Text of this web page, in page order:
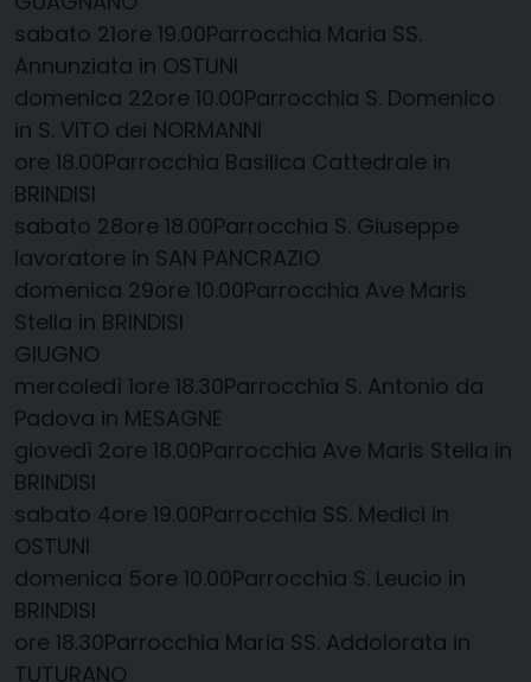
sabato 21​ore 19.00​Parrocchia Maria SS.
Annunziata in OSTUNI
domenica 22​ore 10.00​Parrocchia S. Domenico
in S. VITO dei NORMANNI
​​ore 18.00​Parrocchia Basilica Cattedrale in
BRINDISI
sabato 28​ore 18.00​Parrocchia S. Giuseppe
lavoratore in SAN PANCRAZIO
domenica 29​ore 10.00​Parrocchia Ave Maris
Stella in BRINDISI
GIUGNO
mercoledì 1​ore 18.30​Parrocchia S. Antonio da
Padova in MESAGNE
giovedì 2​ore 18.00​Parrocchia Ave Maris Stella in
BRINDISI
sabato 4​ore 19.00​Parrocchia SS. Medici in
OSTUNI
domenica 5​ore 10.00​Parrocchia S. Leucio in
BRINDISI
​​ore 18.30​Parrocchia Maria SS. Addolorata in
TUTURANO